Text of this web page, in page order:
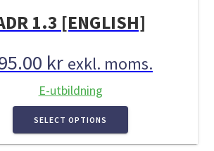
1.3 [ENGLISH]
kr exkl. moms.
E-utbildning
SELECT OPTIONS